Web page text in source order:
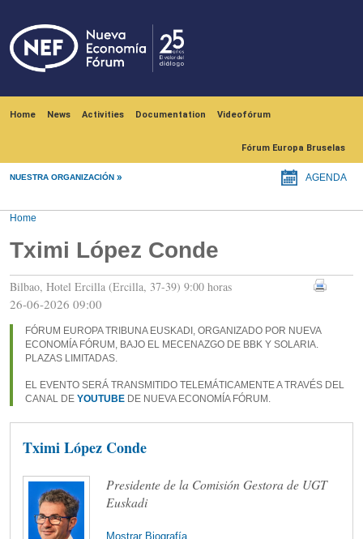
Home News Activities Documentation Videofórum
Fórum Europa Bruselas
NUESTRA ORGANIZACIÓN AGENDA
Home
Tximi López Conde
Bilbao, Hotel Ercilla (Ercilla, 37-39) 9:00 horas
26-06-2026 09:00
FÓRUM EUROPA TRIBUNA EUSKADI, ORGANIZADO POR NUEVA
ECONOMÍA FÓRUM, BAJO EL MECENAZGO DE BBK Y SOLARIA.
PLAZAS LIMITADAS.
EL EVENTO SERÁ TRANSMITIDO TELEMÁTICAMENTE A TRAVÉS DEL
CANAL DE YOUTUBE DE NUEVA ECONOMÍA FÓRUM.
Tximi López Conde
Presidente de la Comisión Gestora de UGT
Euskadi
Mostrar Biografía